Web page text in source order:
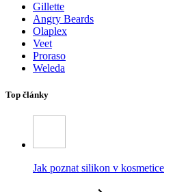
Gillette
Angry Beards
Olaplex
Veet
Proraso
Weleda
Top články
Jak poznat silikon v kosmetice